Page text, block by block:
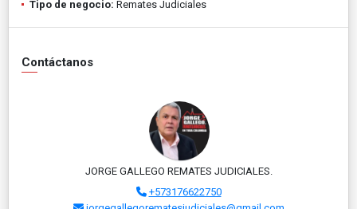
Tipo de negocio: Remates Judiciales
Contáctanos
JORGE GALLEGO REMATES JUDICIALES.
+573176622750